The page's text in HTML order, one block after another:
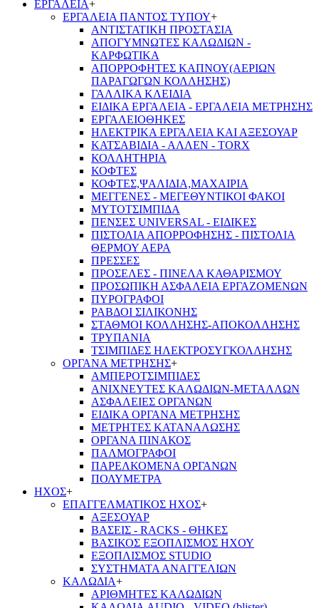
ΕΡΓΑΛΕΙΑ+
ΕΡΓΑΛΕΙΑ ΠΑΝΤΟΣ ΤΥΠΟΥ+
ΑΝΤΙΣΤΑΤΙΚΗ ΠΡΟΣΤΑΣΙΑ
ΑΠΟΓΥΜΝΩΤΕΣ ΚΑΛΩΔΙΩΝ -
ΚΑΡΦΩΤΙΚΑ
ΑΠΟΡΡΟΦΗΤΕΣ ΚΑΠΝΟΥ(ΑΕΡΙΩΝ
ΠΑΡΑΓΩΓΩΝ ΚΟΛΛΗΣΗΣ)
ΓΑΛΛΙΚΑ ΚΛΕΙΔΙΑ
ΕΙΔΙΚΑ ΕΡΓΑΛΕΙΑ - ΕΡΓΑΛΕΙΑ ΜΕΤΡΗΣΗΣ
ΕΡΓΑΛΕΙΟΘΗΚΕΣ
ΗΛΕΚΤΡΙΚΑ ΕΡΓΑΛΕΙΑ ΚΑΙ ΑΞΕΣΟΥΑΡ
ΚΑΤΣΑΒΙΔΙΑ - ΑΛΛΕΝ - TORX
ΚΟΛΛΗΤΗΡΙΑ
ΚΟΦΤΕΣ
ΚΟΦΤΕΣ,ΨΑΛΙΔΙΑ,ΜΑΧΑΙΡΙΑ
ΜΕΓΓΕΝΕΣ - ΜΕΓΕΘΥΝΤΙΚΟΙ ΦΑΚΟΙ
ΜΥΤΟΤΣΙΜΠΙΔΑ
ΠΕΝΣΕΣ UNIVERSAL - ΕΙΔΙΚΕΣ
ΠΙΣΤΟΛΙΑ ΑΠΟΡΡΟΦΗΣΗΣ - ΠΙΣΤΟΛΙΑ
ΘΕΡΜΟΥ ΑΕΡΑ
ΠΡΕΣΣΕΣ
ΠΡΟΣΕΛΕΣ - ΠΙΝΕΛΑ ΚΑΘΑΡΙΣΜΟΥ
ΠΡΟΣΩΠΙΚΗ ΑΣΦΑΛΕΙΑ ΕΡΓΑΖΟΜΕΝΩΝ
ΠΥΡΟΓΡΑΦΟΙ
ΡΑΒΔΟΙ ΣΙΛΙΚΟΝΗΣ
ΣΤΑΘΜΟΙ ΚΟΛΛΗΣΗΣ-ΑΠΟΚΟΛΛΗΣΗΣ
ΤΡΥΠΑΝΙΑ
ΤΣΙΜΠΙΔΕΣ ΗΛΕΚΤΡΟΣΥΓΚΟΛΛΗΣΗΣ
ΟΡΓΑΝΑ ΜΕΤΡΗΣΗΣ+
ΑΜΠΕΡΟΤΣΙΜΠΙΔΕΣ
ΑΝΙΧΝΕΥΤΕΣ ΚΑΛΩΔΙΩΝ-ΜΕΤΑΛΛΩΝ
ΑΣΦΑΛΕΙΕΣ ΟΡΓΑΝΩΝ
ΕΙΔΙΚΑ ΟΡΓΑΝΑ ΜΕΤΡΗΣΗΣ
ΜΕΤΡΗΤΕΣ ΚΑΤΑΝΑΛΩΣΗΣ
ΟΡΓΑΝΑ ΠΙΝΑΚΟΣ
ΠΑΛΜΟΓΡΑΦΟΙ
ΠΑΡΕΛΚΟΜΕΝΑ ΟΡΓΑΝΩΝ
ΠΟΛΥΜΕΤΡΑ
ΗΧΟΣ+
ΕΠΑΓΓΕΛΜΑΤΙΚΟΣ ΗΧΟΣ+
ΑΞΕΣΟΥΑΡ
ΒΑΣΕΙΣ - RACKS - ΘΗΚΕΣ
ΒΑΣΙΚΟΣ ΕΞΟΠΛΙΣΜΟΣ ΗΧΟΥ
ΕΞΟΠΛΙΣΜΟΣ STUDIO
ΣΥΣΤΗΜΑΤΑ ΑΝΑΓΓΕΛΙΩΝ
ΚΑΛΩΔΙΑ+
ΑΡΙΘΜΗΤΕΣ ΚΑΛΩΔΙΩΝ